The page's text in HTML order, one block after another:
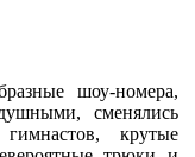
шоу-номера,
сменялись
крутые